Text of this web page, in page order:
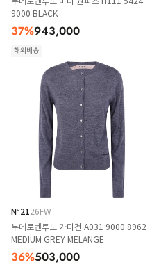
9000 BLACK
37%943,000
해외배송
N°2126FW
누메로벤투노 가디건 A031 9000 8962
MEDIUM GREY MELANGE
36%503,000